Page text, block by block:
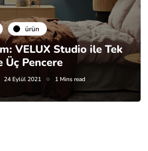
ürün
VELUX Studio ile Tek
Üç Pencere
24 Eylül 2021 1 Mins read